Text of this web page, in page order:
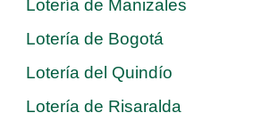
Lotería de Manizales
Lotería de Bogotá
Lotería del Quindío
Lotería de Risaralda